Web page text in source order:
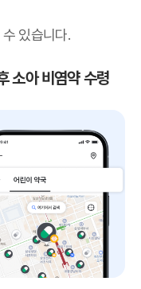
있습니다.
소아 비염약 수령